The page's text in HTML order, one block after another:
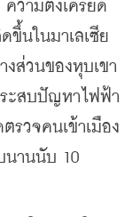
วามตึงเครียด
ขึ้นในมาเลเซีย
ส่วนของหุบเขา
ะสบปัญหาไฟฟ้า
วจคนเข้าเมือง
นานนับ 10